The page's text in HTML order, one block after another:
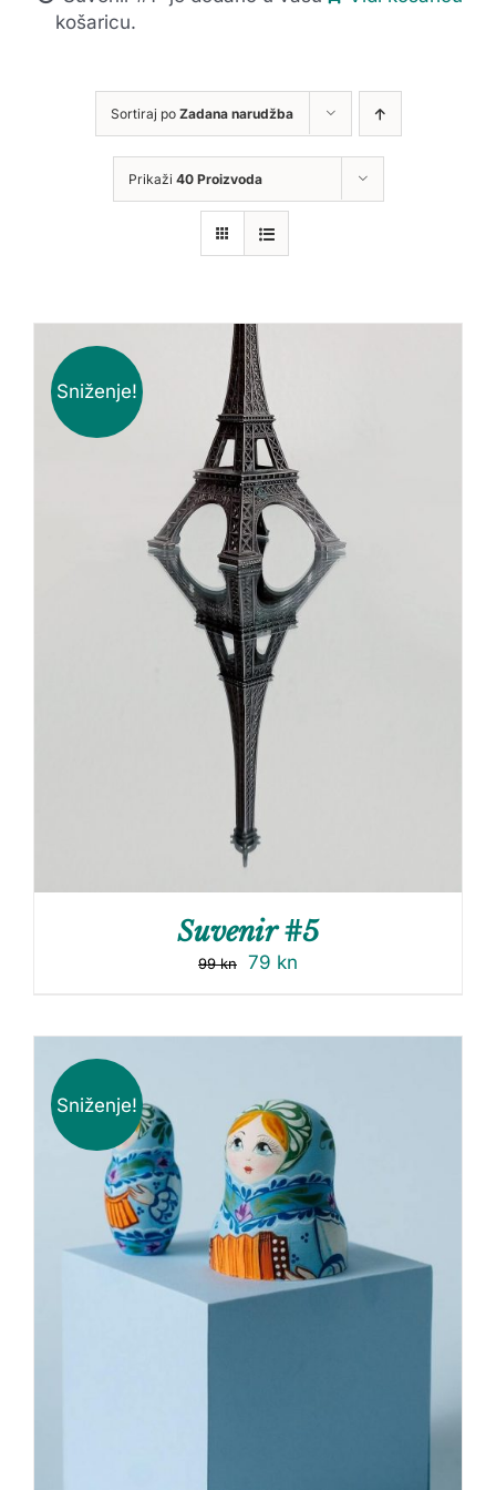
košaricu.
Sortiraj po Zadana narudžba
Prikaži 40 Proizvoda
Sniženje!
Suvenir #5
99kn 79 kn
Sniženje!